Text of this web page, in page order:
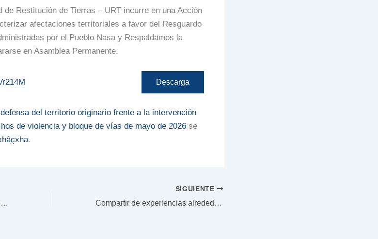
de Restitución de Tierras – URT incurre en una Acción
afectaciones territoriales a favor del Resguardo
por el Pueblo Nasa y Respaldamos la
en Asamblea Permanente.
Descarga
del territorio originario frente a la intervención
de violencia y bloque de vías de mayo de 2026se
.
Declaración de soberanía y oposición territorial ante cualquier pretensión sobre el Territorio Ancestral de Tálaga, Páez
SIGUIENTE
Compartir de experiencias alrededor de las radios comunitarias en Guatemala